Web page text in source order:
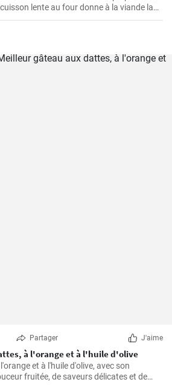
lente au four donne à la viande la
et juteuse, en lui procurant des saveurs
de pommes de terre ou des légumes
pour la viande selon votre goût.
Partager J'aime
à l'orange et à l'huile d'olive
et à l'huile d'olive, avec son
fruitée, de saveurs délicates et de